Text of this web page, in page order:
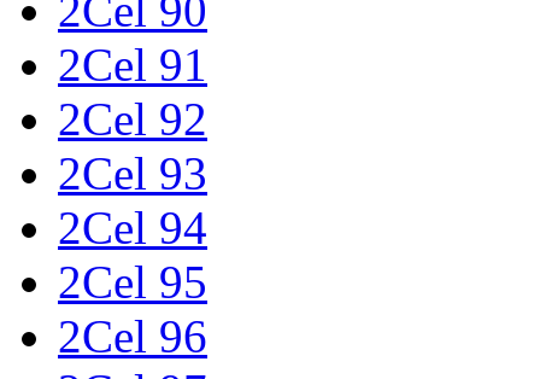
2Cel 91
2Cel 92
2Cel 93
2Cel 94
2Cel 95
2Cel 96